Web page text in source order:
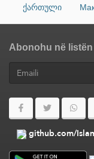
ქართული
Abonohu në listën
github.com/